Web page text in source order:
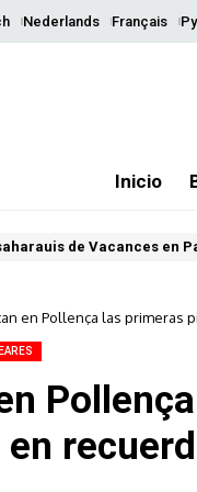
Nederlands Français
Inicio
de Vacances en
en Pollença las primeras